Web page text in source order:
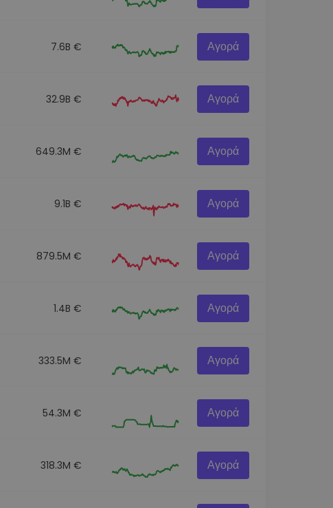
7.6B € Αγορά
32.9B € Αγορά
649.3M € Αγορά
9.1B € Αγορά
879.5M € Αγορά
1.4B € Αγορά
333.5M € Αγορά
54.3M € Αγορά
318.3M € Αγορά